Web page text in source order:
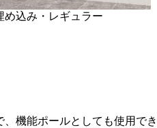
め込み・レギュラー
機能ポールとしても使用でき